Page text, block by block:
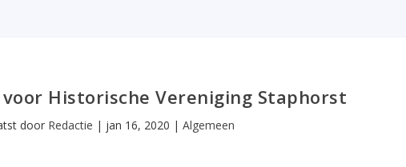
Historische Vereniging Staphorst
door Redactie | jan 16, 2020 | Algemeen